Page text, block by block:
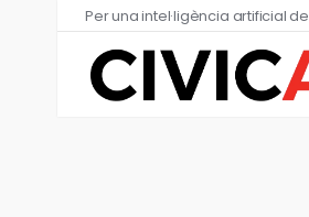
Per una intel·ligència artificial